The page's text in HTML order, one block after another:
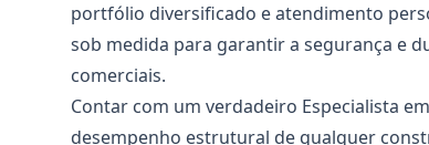
portfólio diversificado e atendimento
sob medida para garantir a segurança e
comerciais.
Contar com um verdadeiro Especialista
desempenho estrutural de qualquer